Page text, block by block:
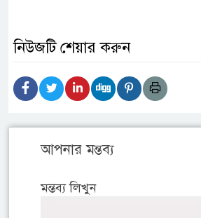
নিউজটি শেয়ার করুন
আপনার মন্তব্য
মন্তব্য লিখুন